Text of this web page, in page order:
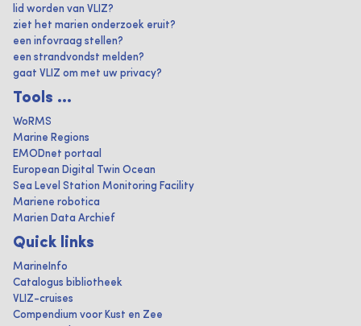
lid worden van VLIZ?
ziet het marien onderzoek eruit?
een infovraag stellen?
een strandvondst melden?
gaat VLIZ om met uw privacy?
Tools ...
WoRMS
Marine Regions
EMODnet portaal
European Digital Twin Ocean
Sea Level Station Monitoring Facility
Mariene robotica
Marien Data Archief
Quick links
MarineInfo
Catalogus bibliotheek
VLIZ-cruises
Compendium voor Kust en Zee